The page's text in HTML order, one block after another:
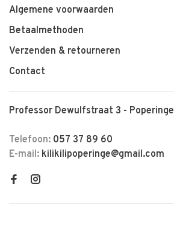
Algemene voorwaarden
Betaalmethoden
Verzenden & retourneren
Contact
Professor Dewulfstraat 3 - Poperinge
Telefoon: 057 37 89 60
E-mail: kilikilipoperinge@gmail.com